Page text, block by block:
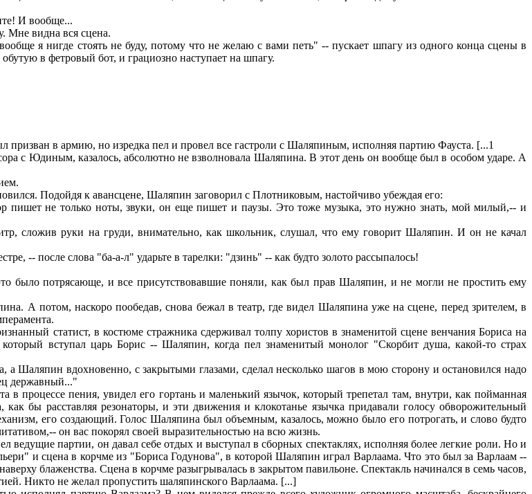
И вообще...
Мне видна вся сцена.
я нигде стоять не буду, потому что не желаю с вами петь" -- пускает шпагу из одного конца сцены в
в фетровый бот, и грациозно наступает на шпагу.
в армию, но изредка пел и провел все гастроли с Шаляпиным, исполняя партию Фауста. [...1
с Юдиным, казалось, абсолютно не взволновала Шаляпина. В этот день он вообще был в особом ударе. А
Подойдя к авансцене, Шаляпин заговорил с Плотниковым, настойчиво убеждая его:
пишет не только ноты, звуки, он еще пишет и паузы. Это тоже музыка, это нужно знать, мой милый,-- и
сложив руки на груди, внимательно, как школьник, слушал, что ему говорит Шаляпин. И он не качал
-- после слова "ба-а-л" ударьте в тарелки: "дзинь" -- как будто золото рассыпалось!
было потрясающе, и все присутствовавшие поняли, как был прав Шаляпин, и не могли не простить ему
А потом, наскоро пообедав, снова бежал в театр, где видел Шаляпина уже на сцене, перед зрителем, в
статист, в костюме стражника сдерживал толпу хористов в знаменитой сцене венчания Бориса на
вступал царь Борис -- Шаляпин, когда пел знаменитый монолог "Скорбит душа, какой-то страх
а Шаляпин вдохновенно, с закрытыми глазами, сделал несколько шагов в мою сторону и остановился надо
державный..."
процессе пения, увидел его гортань и маленький язычок, который трепетал там, внутри, как пойманная
бы расставляя резонаторы, и эти движения и клокотанье язычка придавали голосу обворожительный
его создающий. Голос Шаляпина был объемным, казалось, можно было его потрогать, и слово будто
он вас покорял своей выразительностью на всю жизнь.
партии, он давал себе отдых и выступал в сборных спектаклях, исполняя более легкие роли. Но и
и сцена в корчме из "Бориса Годунова", в которой Шаляпин играл Варлаама. Что это был за Варлаам --
блаженства. Сцена в корчме разыгрывалась в закрытом павильоне. Спектакль начинался в семь часов,
Никто не желал пропустить шаляпинского Варлаама. [...]